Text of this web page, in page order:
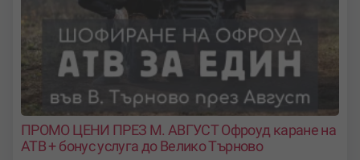
ПРОМО ЦЕНИ ПРЕЗ М. АВГУСТ Офроуд каране на
АТВ + бонус услуга до Велико Tърново